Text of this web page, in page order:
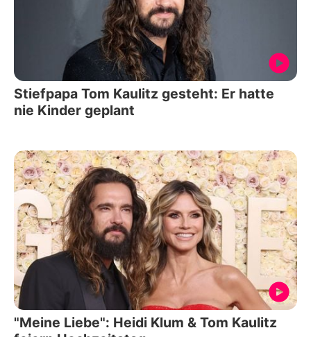
Stiefpapa Tom Kaulitz gesteht: Er hatte
nie Kinder geplant
"Meine Liebe": Heidi Klum & Tom Kaulitz